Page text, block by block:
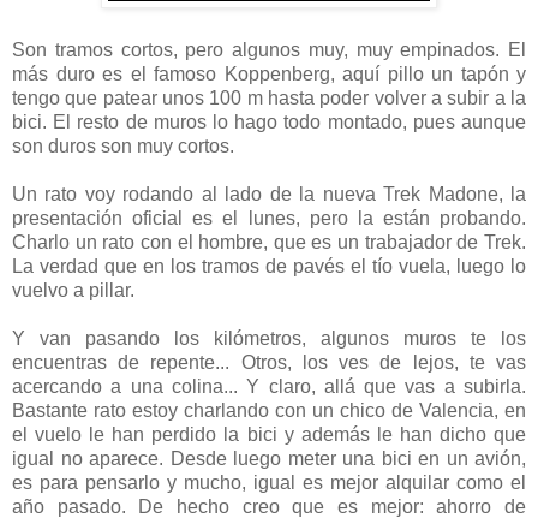
Son tramos cortos, pero algunos muy, muy empinados. El
más duro es el famoso Koppenberg, aquí pillo un tapón y
tengo que patear unos 100 m hasta poder volver a subir a la
bici. El resto de muros lo hago todo montado, pues aunque
son duros son muy cortos.
Un rato voy rodando al lado de la nueva Trek Madone, la
presentación oficial es el lunes, pero la están probando.
Charlo un rato con el hombre, que es un trabajador de Trek.
La verdad que en los tramos de pavés el tío vuela, luego lo
vuelvo a pillar.
Y van pasando los kilómetros, algunos muros te los
encuentras de repente... Otros, los ves de lejos, te vas
acercando a una colina... Y claro, allá que vas a subirla.
Bastante rato estoy charlando con un chico de Valencia, en
el vuelo le han perdido la bici y además le han dicho que
igual no aparece. Desde luego meter una bici en un avión,
es para pensarlo y mucho, igual es mejor alquilar como el
año pasado. De hecho creo que es mejor: ahorro de